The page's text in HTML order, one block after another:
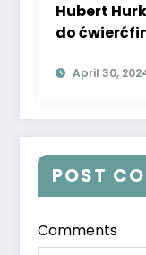
Hubert
do
Fritz okazał
April 30,
POST
Comments